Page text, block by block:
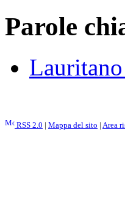
Parole
RSS 2.0 | Mappa del sito | Area